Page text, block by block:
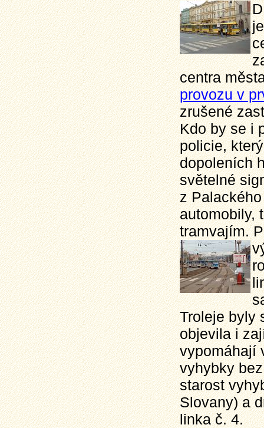
centra
provozu v
zrušené
Kdo by se i
policie,
dopoleních
světelné
z
automobily,
tramvajím.
Troleje byly
objevila i
vypomáhají
vyhybky
starost
Slovany) a
linka č. 4.